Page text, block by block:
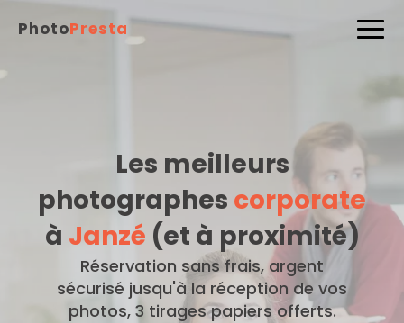
PhotoPresta
Les meilleurs
photographes corporate
à Janzé (et à proximité)
Réservation sans frais, argent
sécurisé jusqu'à la réception de vos
photos, 3 tirages papiers offerts.